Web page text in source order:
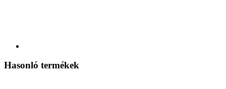
Hasonló termékek